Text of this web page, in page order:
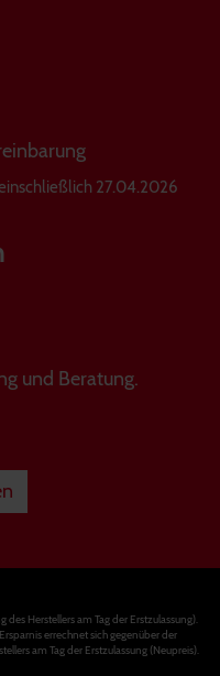
27.04.2026
und Beratung.
Herstellers am Tag der Erstzulassung).
errechnet sich gegenüber der
am Tag der Erstzulassung (Neupreis).